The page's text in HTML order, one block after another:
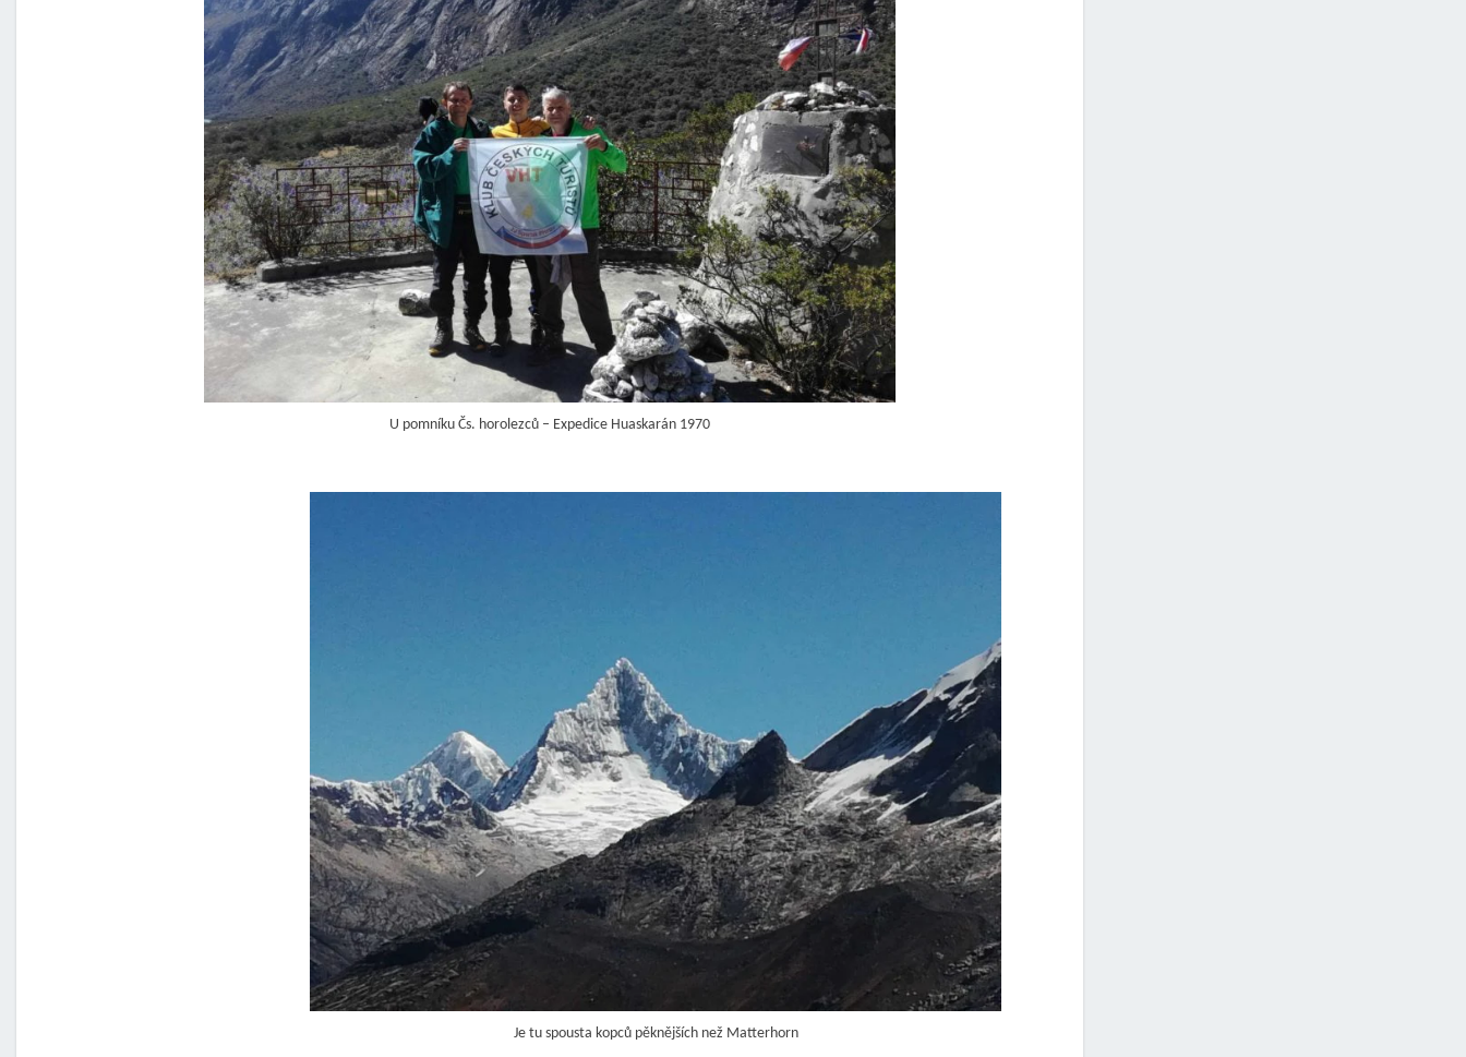
U pomníku Čs. horolezců – Expedice Huaskarán 1970
Je tu spousta kopců pěknějších než Matterhorn